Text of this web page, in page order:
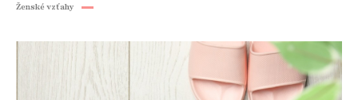
Ženské vzťahy